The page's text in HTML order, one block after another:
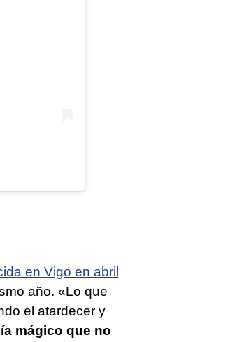
en Vigo en abril
año. «Lo que
el atardecer y
mágico que no